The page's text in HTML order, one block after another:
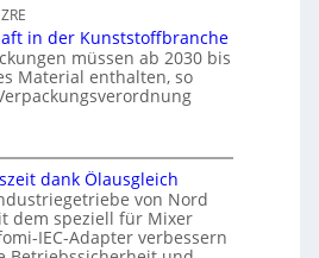
in der Kunststoffbranche
müssen ab 2030 bis
Material enthalten, so
dank Ölausgleich
von Nord
dem speziell für Mixer
IEC-Adapter verbessern